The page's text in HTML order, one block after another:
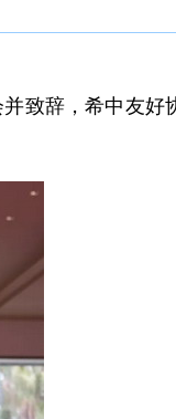
致辞，希中友好